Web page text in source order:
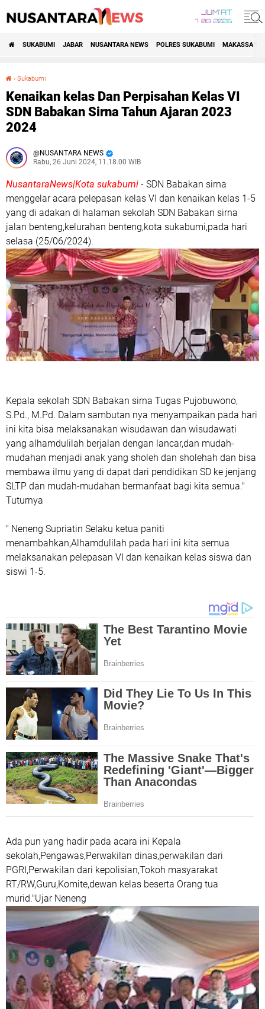
JUM'AT
7•08•2026
SUKABUMI JABAR NUSANTARA NEWS POLRES SUKABUMI MAKASSAR
› Sukabumi
Kenaikan kelas Dan Perpisahan Kelas VI
SDN Babakan Sirna Tahun Ajaran 2023
2024
NUSANTARA NEWS
Rabu, 26 Juni 2024, 11.18.00 WIB
NusantaraNews|Kota sukabumi - SDN Babakan sirna
menggelar acara pelepasan kelas VI dan kenaikan kelas 1-5
yang di adakan di halaman sekolah SDN Babakan sirna
jalan benteng,kelurahan benteng,kota sukabumi,pada hari
selasa (25/06/2024).
Kepala sekolah SDN Babakan sirna Tugas Pujobuwono,
S.Pd., M.Pd. Dalam sambutan nya menyampaikan pada hari
ini kita bisa melaksanakan wisudawan dan wisudawati
yang alhamdulilah berjalan dengan lancar,dan mudah-
mudahan menjadi anak yang sholeh dan sholehah dan bisa
membawa ilmu yang di dapat dari pendidikan SD ke jenjang
SLTP dan mudah-mudahan bermanfaat bagi kita semua."
Tuturnya
" Neneng Supriatin Selaku ketua paniti
menambahkan,Alhamdulilah pada hari ini kita semua
melaksanakan pelepasan VI dan kenaikan kelas siswa dan
siswi 1-5.
Ada pun yang hadir pada acara ini Kepala
sekolah,Pengawas,Perwakilan dinas,perwakilan dari
PGRI,Perwakilan dari kepolisian,Tokoh masyarakat
RT/RW,Guru,Komite,dewan kelas beserta Orang tua
murid."Ujar Neneng